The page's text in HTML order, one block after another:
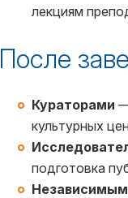
лекциям
После
Кураторами
культурных
подготовка